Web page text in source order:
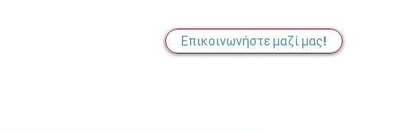
Επικοινωνήστε μαζί μας!